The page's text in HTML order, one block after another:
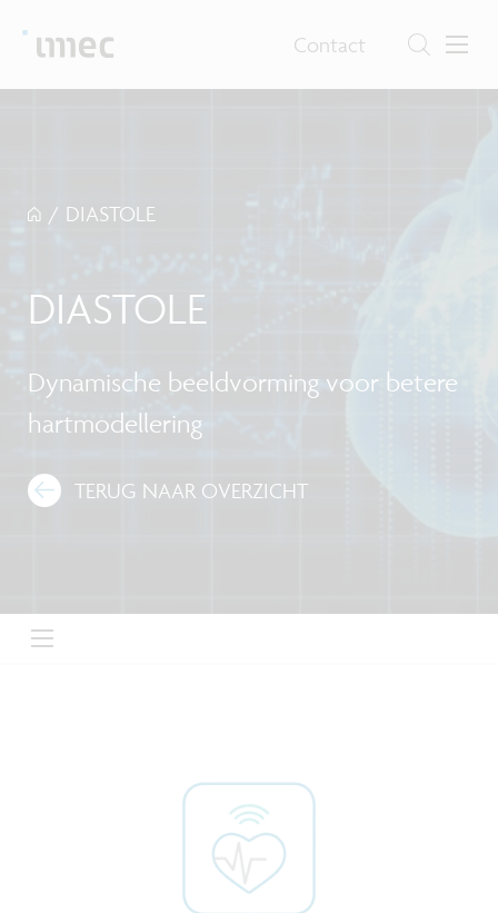
Contact
/ DIASTOLE
DIASTOLE
Dynamische beeldvorming voor betere
hartmodellering
TERUG NAAR OVERZICHT